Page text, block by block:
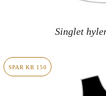
Singlet
SPAR KR 150